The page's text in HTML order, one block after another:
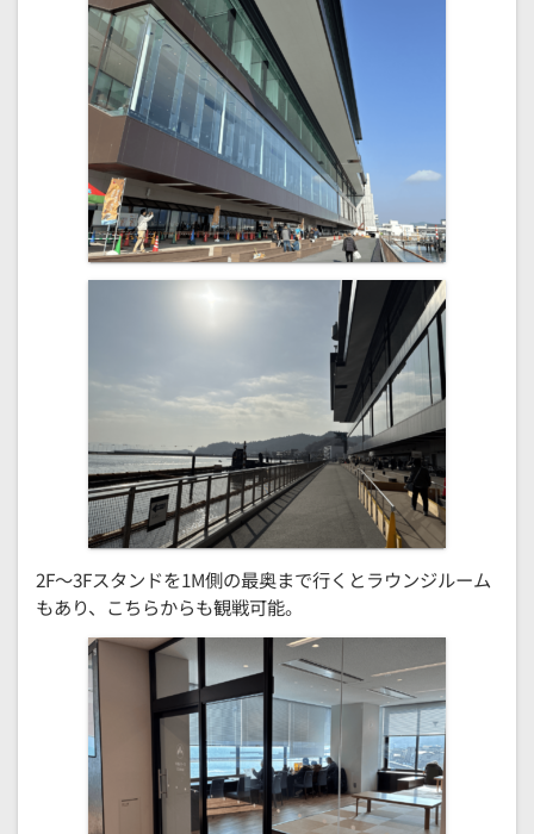
2F～3Fスタンドを1M側の最奥まで行くとラウンジルーム
もあり、こちらからも観戦可能。